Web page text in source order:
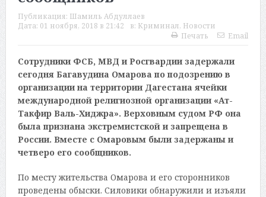
Публикация: Шамиль Абдуллаев
Дата: 01 ноября, 2018 в 21:42 в: Криминал, Новости
Печать
Email
Сотрудники ФСБ, МВД и Росгвардии задержали
сегодня Багавудина Омарова по подозрению в
организации на территории Дагестана ячейки
международной религиозной организации «Ат-
Такфир Валь-Хиджра». Верховным судом РФ она
была признана экстремистской и запрещена в
России. Вместе с Омаровым были задержаны и
четверо его сообщников.
По месту жительства Омарова и его сторонников
проведены обыски. Силовики обнаружили и изъяли